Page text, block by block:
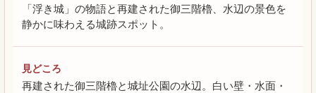
「浮き城」の物語と再建された御三階櫓、水辺の景色を
静かに味わえる城跡スポット。
見どころ
再建された御三階櫓と城址公園の水辺。白い壁・水面・